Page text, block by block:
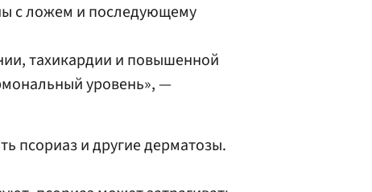
с ложем и последующему
тахикардии и повышенной
уровень», —
псориаз и другие дерматозы.